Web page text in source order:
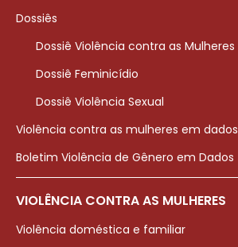
Dossiês
Dossiê Violência contra as Mulheres
Dossiê Feminicídio
Dossiê Violência Sexual
Violência contra as mulheres em dados
Boletim Violência de Gênero em Dados
VIOLÊNCIA CONTRA AS MULHERES
Violência doméstica e familiar